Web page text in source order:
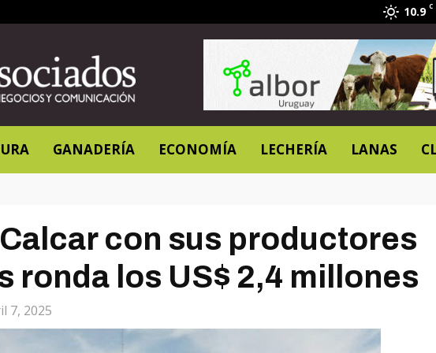
10.9 C
GANADERÍA ECONOMÍA LECHERÍA LANAS
con sus productores
ronda los US$ 2,4 millones
7, 2025